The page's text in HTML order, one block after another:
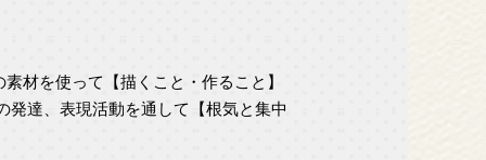
材を使って【描くこと・作ること】
達、表現活動を通して【根気と集中